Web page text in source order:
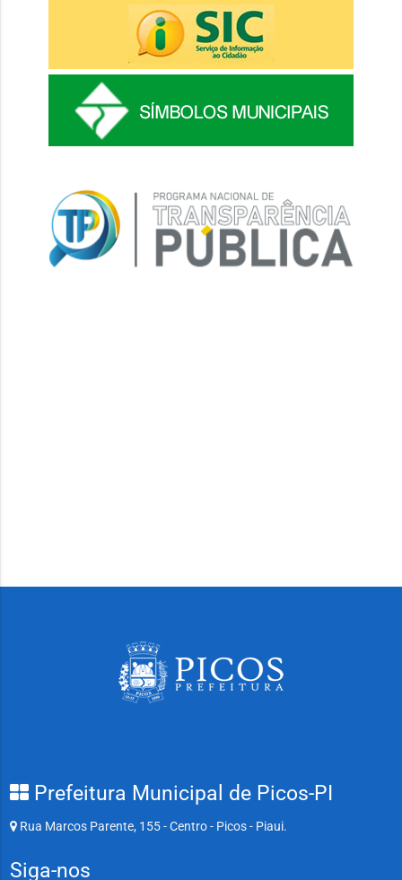
Prefeitura Municipal de Picos-PI
Rua Marcos Parente, 155 - Centro - Picos - Piaui.
Siga-nos